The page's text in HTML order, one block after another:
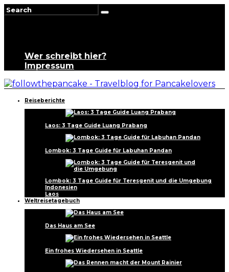
Wer schreibt hier?
Impressum
Reiseberichte
Laos: 3 Tage Guide Luang Prabang
Lombok: 3 Tage Guide für Labuhan Pandan
Lombok: 3 Tage Guide für Teresgenit und die Umgebung
Indonesien
Laos
Weltreisetagebuch
Das Haus am See
Ein frohes Wiedersehen in Seattle